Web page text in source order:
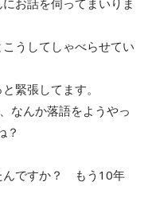
うしてしゃべらせてい
緊張してます。
んか落語をようやっ
？
んですか？ もう10年